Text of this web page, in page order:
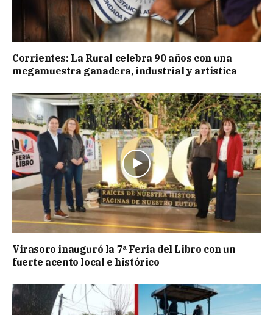
Corrientes: La Rural celebra 90 años con una
megamuestra ganadera, industrial y artística
Virasoro inauguró la 7ª Feria del Libro con un
fuerte acento local e histórico